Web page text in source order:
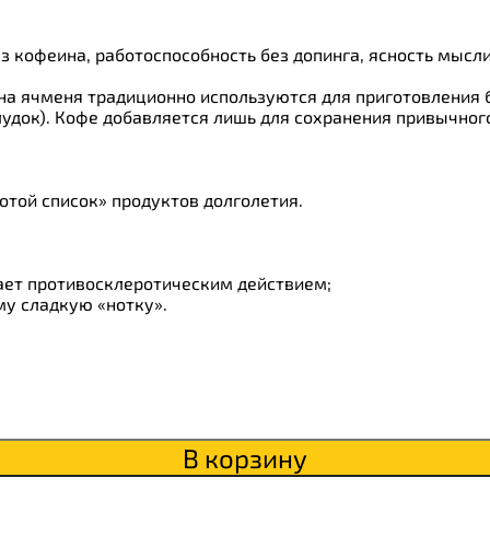
работоспособность без допинга, ясность
ячменя традиционно используются для
Кофе добавляется лишь для сохранения
список» продуктов долголетия.
противосклеротическим действием;
сладкую «нотку».
В корзину